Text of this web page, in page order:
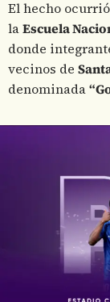
El hecho
laEscuela
donde
vecinos de
denominada